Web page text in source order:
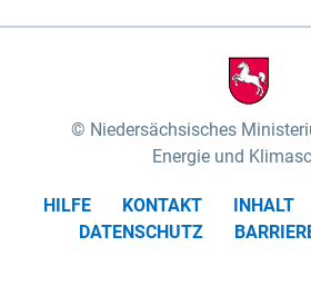
Niedersächsisches
Energie und
HILFE KONTAKT INHALT
DATENSCHUTZ